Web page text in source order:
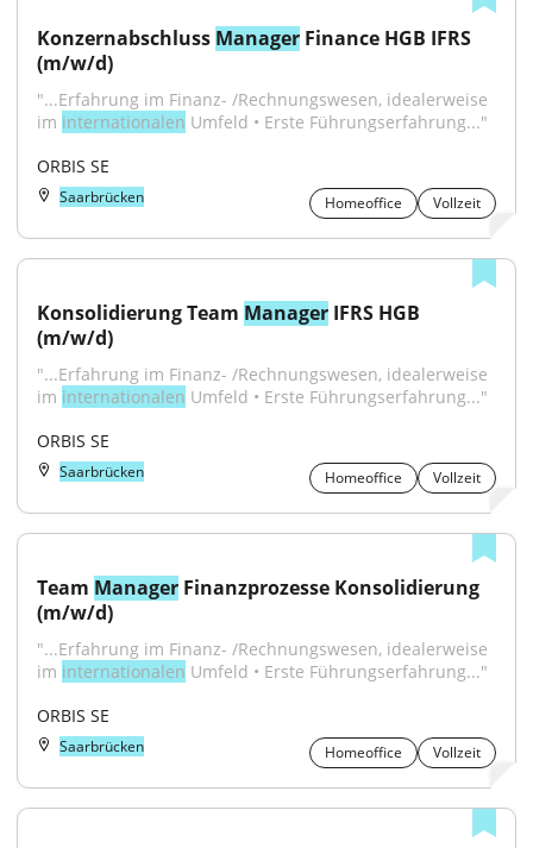
Konzernabschluss Manager Finance HGB IFRS
(m/w/d)
"...Erfahrung im Finanz- /Rechnungswesen, idealerweise
im internationalen Umfeld • Erste Führungserfahrung..."
ORBIS SE
Saarbrücken Homeoffice Vollzeit
Konsolidierung Team Manager IFRS HGB
(m/w/d)
"...Erfahrung im Finanz- /Rechnungswesen, idealerweise
im internationalen Umfeld • Erste Führungserfahrung..."
ORBIS SE
Saarbrücken Homeoffice Vollzeit
Team Manager Finanzprozesse Konsolidierung
(m/w/d)
"...Erfahrung im Finanz- /Rechnungswesen, idealerweise
im internationalen Umfeld • Erste Führungserfahrung..."
ORBIS SE
Saarbrücken Homeoffice Vollzeit